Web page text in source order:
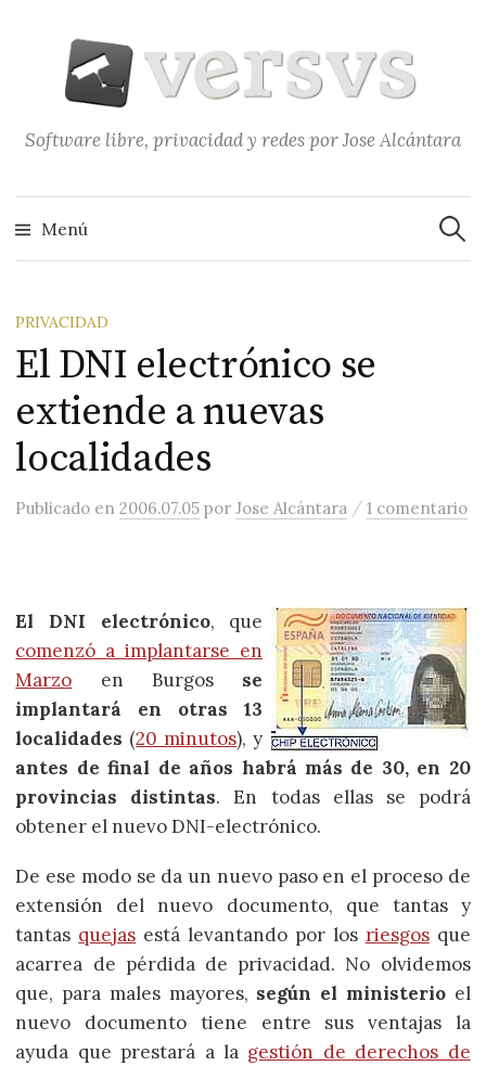
contenido
Software libre, privacidad y redes por Jose Alcántara
Menú
PRIVACIDAD
El DNI electrónico se
extiende a nuevas
localidades
Publicado en2006.07.05 porJose Alcántara /1 comentario
El DNI electrónico, que
comenzó a implantarse en
Marzo en Burgos se
implantará en otras 13
localidades (20 minutos), y
antes de final de años habrá más de 30, en 20
provincias distintas. En todas ellas se podrá
obtener el nuevo DNI-electrónico.
De ese modo se da un nuevo paso en el proceso de
extensión del nuevo documento, que tantas y
tantas quejas está levantando por los riesgosque
acarrea de pérdida de privacidad. No olvidemos
que, para males mayores, según el ministerioel
nuevo documento tiene entre sus ventajas la
ayuda que prestará a la gestión de derechos de